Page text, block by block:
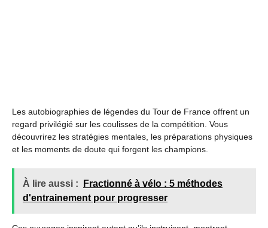
Les autobiographies de légendes du Tour de France offrent un
regard privilégié sur les coulisses de la compétition. Vous
découvrirez les stratégies mentales, les préparations physiques
et les moments de doute qui forgent les champions.
À lire aussi :
Fractionné à vélo : 5 méthodes
d'entrainement pour progresser